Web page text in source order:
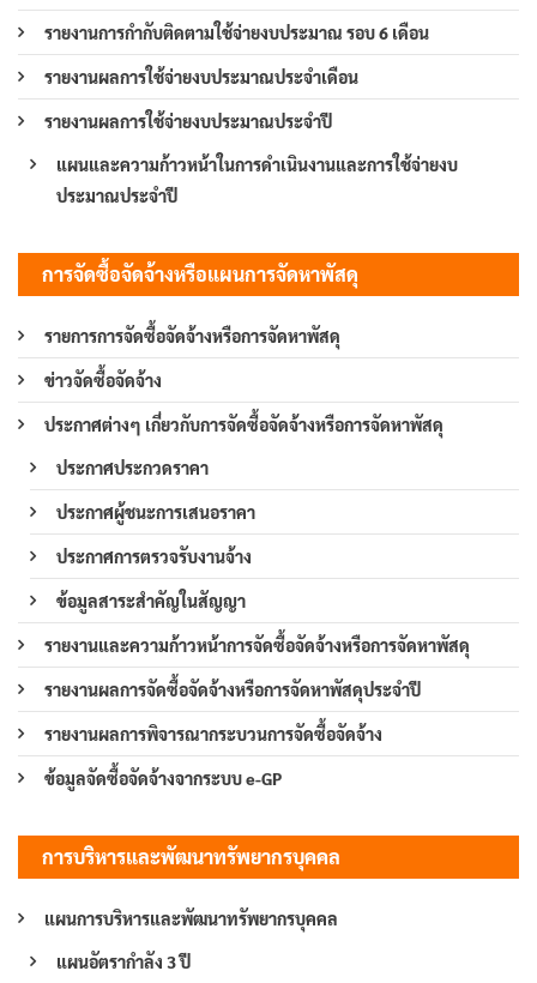
รายงานการกำกับติดตามใช้จ่ายงบประมาณ รอบ 6 เดือน
รายงานผลการใช้จ่ายงบประมาณประจำเดือน
รายงานผลการใช้จ่ายงบประมาณประจำปี
แผนและความก้าวหน้าในการดำเนินงานและการใช้จ่ายงบ
ประมาณประจำปี
การจัดซื้อจัดจ้างหรือแผนการจัดหาพัสดุ
รายการการจัดซื้อจัดจ้างหรือการจัดหาพัสดุ
ข่าวจัดซื้อจัดจ้าง
ประกาศต่างๆ เกี่ยวกับการจัดซื้อจัดจ้างหรือการจัดหาพัสดุ
ประกาศประกวดราคา
ประกาศผู้ชนะการเสนอราคา
ประกาศการตรวจรับงานจ้าง
ข้อมูลสาระสำคัญในสัญญา
รายงานและความก้าวหน้าการจัดซื้อจัดจ้างหรือการจัดหาพัสดุ
รายงานผลการจัดซื้อจัดจ้างหรือการจัดหาพัสดุประจำปี
รายงานผลการพิจารณากระบวนการจัดซื้อจัดจ้าง
ข้อมูลจัดซื้อจัดจ้างจากระบบ e-GP
การบริหารและพัฒนาทรัพยากรบุคคล
แผนการบริหารและพัฒนาทรัพยากรบุคคล
แผนอัตรากำลัง 3 ปี